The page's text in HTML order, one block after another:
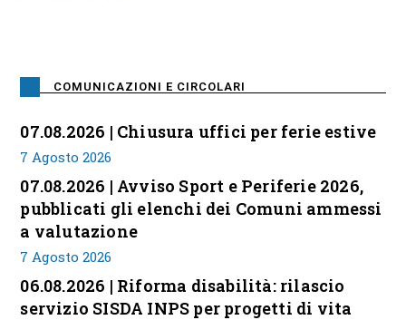
COMUNICAZIONI E CIRCOLARI
07.08.2026 | Chiusura uffici per ferie estive
7 Agosto 2026
07.08.2026 | Avviso Sport e Periferie 2026,
pubblicati gli elenchi dei Comuni ammessi
a valutazione
7 Agosto 2026
06.08.2026 | Riforma disabilità: rilascio
servizio SISDA INPS per progetti di vita